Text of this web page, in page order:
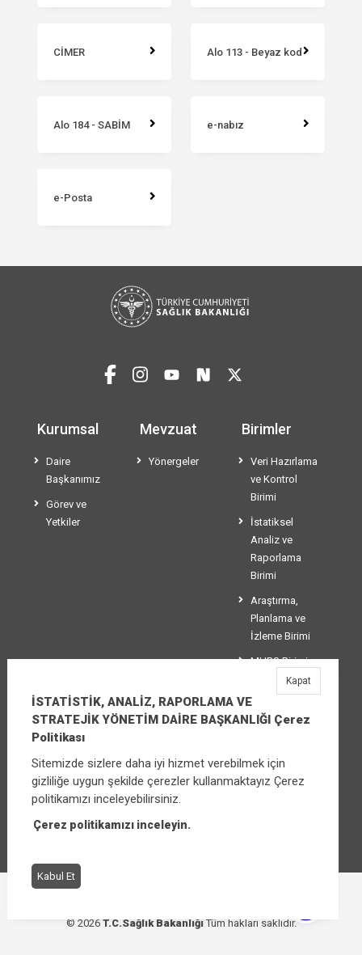
CİMER Alo 113 - Beyaz kod
Alo 184 - SABİM e-nabız
e-Posta
Kurumsal
Daire
Başkanımız
Görev ve
Yetkiler
Mevzuat
Yönergeler
Birimler
Veri Hazırlama
ve Kontrol
Birimi
İstatiksel
Analiz ve
Raporlama
Birimi
Araştırma,
Planlama ve
İzleme Birimi
MHRS Birimi
Stratejik
Yönetim Birimi
İSTATİSTİK, ANALİZ, RAPORLAMA VE
STRATEJİK YÖNETİM DAİRE BAŞKANLIĞI
Üniversiteler Mahallesi Şehit Mehmet Bayraktar
Caddesi No:3 Çankaya/Ankara
© 2026 T.C.Sağlık BakanlığıTüm hakları saklıdır.
İSTATİSTİK, ANALİZ, RAPORLAMA VE
STRATEJİK YÖNETİM DAİRE BAŞKANLIĞI Çerez
Politikası
Sitemizde sizlere daha iyi hizmet verebilmek için
gizliliğe uygun şekilde çerezler kullanmaktayız Çerez
politikamızı inceleyebilirsiniz.
Çerez politikamızı inceleyin.
Kabul Et
Kapat